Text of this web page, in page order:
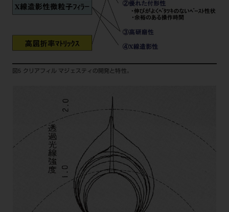
図5 クリアフィル マジェスティの開発と特性。